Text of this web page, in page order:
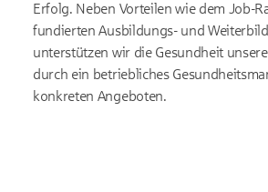
Erfolg. Neben Vorteilen wie dem Job-
fundierten Ausbildungs- und
unterstützen wir die Gesundheit
durch ein betriebliches
konkreten Angeboten.